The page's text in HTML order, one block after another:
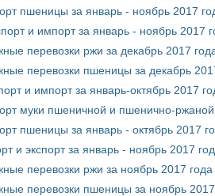
пшеницы за январь - ноябрь 2017
и импорт за январь - ноябрь
перевозки ржи за декабрь 2017
перевозки пшеницы за декабрь
и импорт за январь-октябрь 2017
муки пшеничной и пшенично-
пшеницы за январь - октябрь 2017
и экспорт за январь - ноябрь 2017
перевозки ржи за ноябрь 2017 года
перевозки пшеницы за ноябрь